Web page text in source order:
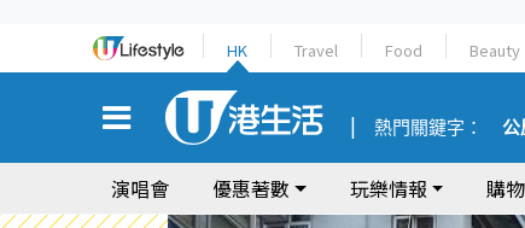
HK Travel Food Beauty
熱門關鍵字： 公
演唱會 優惠著數 玩樂情報 購